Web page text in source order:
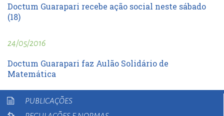
Doctum Guarapari recebe ação social neste sábado
(18)
24/05/2016
Doctum Guarapari faz Aulão Solidário de
Matemática
PUBLICAÇÕES